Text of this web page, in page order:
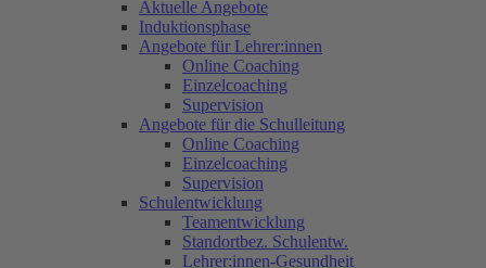
Aktuelle Angebote
Induktionsphase
Angebote für Lehrer:innen
Online Coaching
Einzelcoaching
Supervision
Angebote für die Schulleitung
Online Coaching
Einzelcoaching
Supervision
Schulentwicklung
Teamentwicklung
Standortbez. Schulentw.
Lehrer:innen-Gesundheit